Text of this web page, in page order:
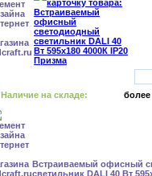
Наличие на складе: более
Встраиваемый офисный
светильник DALI 40 Вт